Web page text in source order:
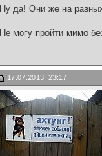
Ну да! Они же на
Не могу пройти мимо
17.07.2013, 23:17